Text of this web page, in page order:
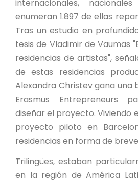
internacionales,
enumeran 1.897 de ellas
Tras un estudio en
tesis de Vladimir de Vaumas
residencias de artistas",
de estas residencias
Alexandra Christev gana una
Erasmus Entrepreneurs
diseñar el proyecto. Viviendo
proyecto piloto en
residencias en forma de
Trilingües, estaban
en la región de América